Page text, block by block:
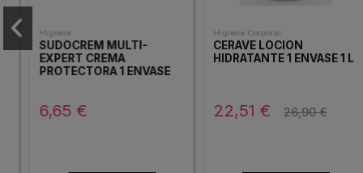
Higiene
SUDOCREM MULTI-
EXPERT CREMA
PROTECTORA 1 ENVASE
6,65 €
Higiene Corporal
CERAVE LOCION
HIDRATANTE 1 ENVASE 1 L
22,51 € 26,90 €